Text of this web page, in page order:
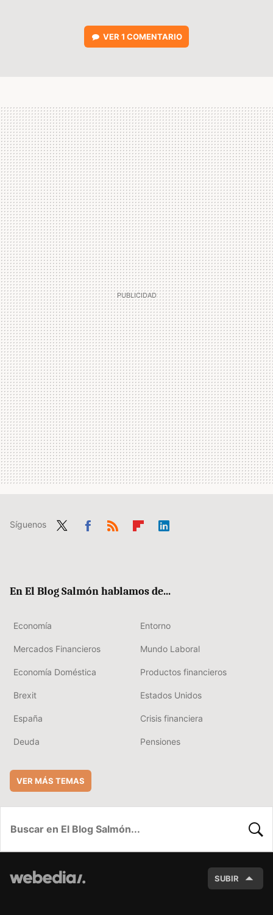
VER 1 COMENTARIO
Síguenos
En El Blog Salmón hablamos de...
Economía Entorno
Mercados Financieros Mundo Laboral
Economía Doméstica Productos financieros
Brexit Estados Unidos
España Crisis financiera
Deuda Pensiones
VER MÁS TEMAS
SUBIR